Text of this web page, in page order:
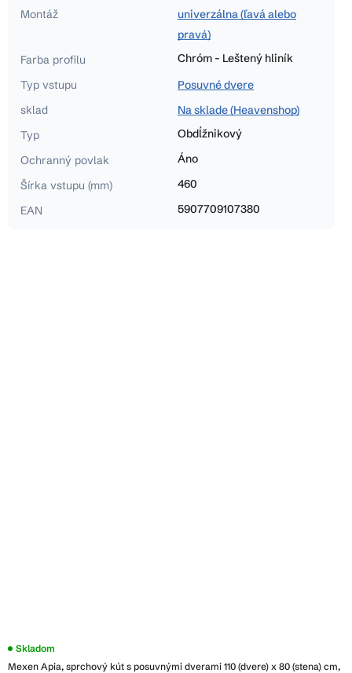
Montáž
univerzálna (ľavá alebo
pravá)
Farba profilu
Chróm - Leštený hliník
Typ vstupu
Posuvné dvere
sklad
Na sklade (Heavenshop)
Typ
Obdĺžnikový
Ochranný povlak
Áno
Šírka vstupu (mm)
460
EAN
5907709107380
Mexen Apia, sprchový kút s posuvnými dverami 110 (dvere) x 80 (stena) cm,
Skladom